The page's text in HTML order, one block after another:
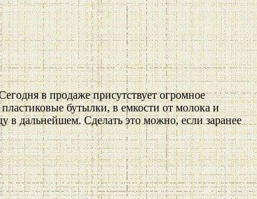
в продаже присутствует огромное
бутылки, в емкости от молока и
в дальнейшем. Сделать это можно, если заранее